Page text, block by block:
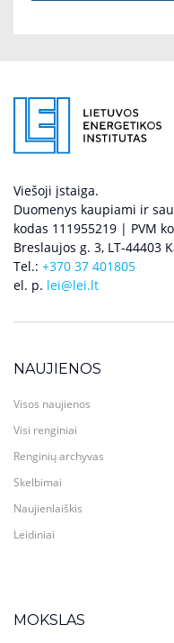
Viešoji įstaiga.
Duomenys kaupiami ir
kodas 111955219 | PVM
Breslaujos g. 3, LT-44403
Tel.: +370 37 401805
el. p. lei@lei.lt
NAUJIENOS
Visos naujienos
Visi renginiai
Renginių archyvas
Skelbimai
Naujienlaiškis
Leidiniai
MOKSLAS